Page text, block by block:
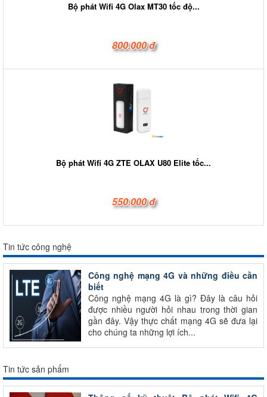
Bộ phát Wifi 4G Olax MT30 tốc độ...
800.000 đ
Bộ phát Wifi 4G ZTE OLAX U80 Elite tốc...
550.000 đ
Tin tức công nghệ
Công nghệ mạng 4G và những điều cần
biết
Công nghệ mạng 4G là gì? Đây là câu hỏi
được nhiều người hỏi nhau trong thời gian
gần đây. Vậy thực chất mạng 4G sẽ đưa lại
cho chúng ta những lợi ích...
Tin tức sản phẩm